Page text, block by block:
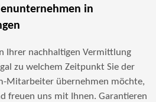
in
Ihrer nachhaltigen Vermittlung
zu welchem Zeitpunkt Sie der
Mitarbeiter übernehmen möchte,
freuen uns mit Ihnen. Garantieren